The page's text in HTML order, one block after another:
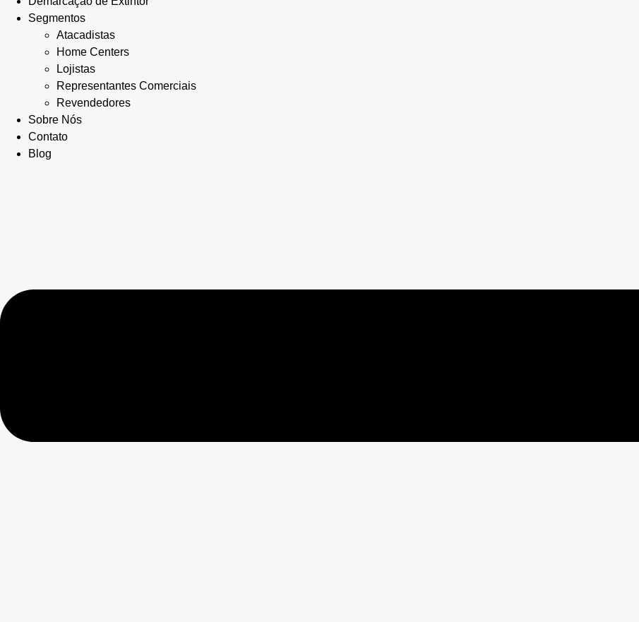
Segmentos
Atacadistas
Home Centers
Lojistas
Representantes Comerciais
Revendedores
Sobre Nós
Contato
Blog